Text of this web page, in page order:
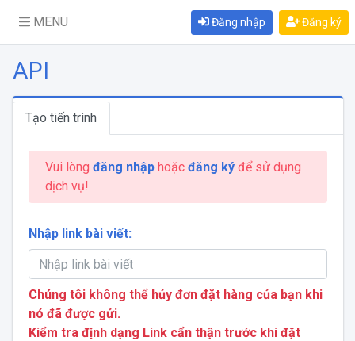
MENU Đăng nhập Đăng ký
API
Tạo tiến trình
Vui lòng đăng nhậphoặc đăng kýđể sử dụng
dịch vụ!
Nhập link bài viết:
Chúng tôi không thể hủy đơn đặt hàng của bạn khi
nó đã được gửi.
Kiểm tra định dạng Link cẩn thận trước khi đặt